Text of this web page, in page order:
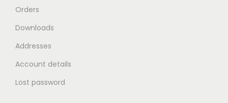
Orders
Downloads
Addresses
Account details
Lost password